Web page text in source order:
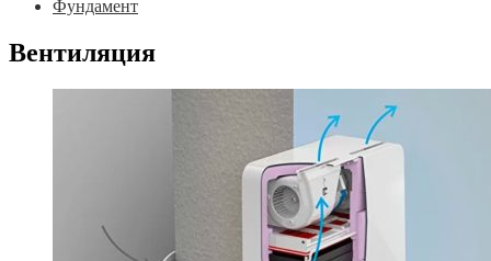
Фундамент
Вентиляция